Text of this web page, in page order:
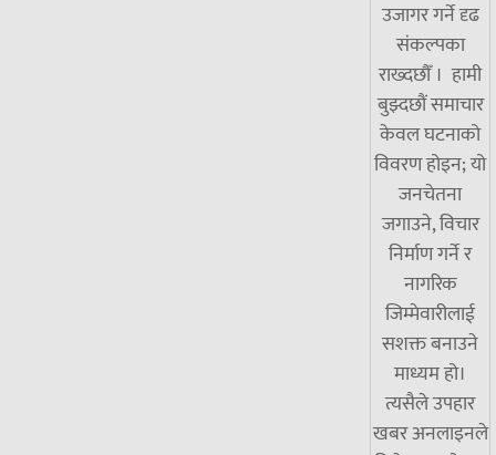
उजागर गर्ने दृढ
संकल्पका
राख्दछौँ । हामी
बुझ्दछौं समाचार
केवल घटनाको
विवरण होइन; यो
जनचेतना
जगाउने, विचार
निर्माण गर्ने र
नागरिक
जिम्मेवारीलाई
सशक्त बनाउने
माध्यम हो।
त्यसैले उपहार
खबर अनलाइनले